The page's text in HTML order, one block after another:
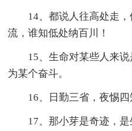
14、都说人往高处走
流，谁知低处纳百川！
15、生命对某些人来
为某个奋斗。
16、日勤三省，夜惕四
17、那小芽是奇迹，